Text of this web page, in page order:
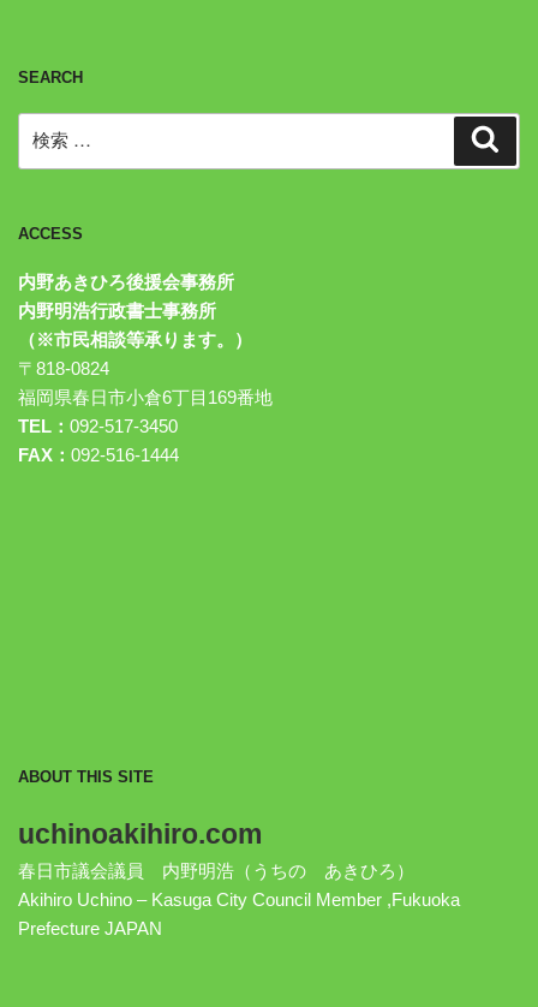
SEARCH
索:
ACCESS
内野あきひろ後援会事務所
内野明浩行政書士事務所
（※市民相談等承ります。）
〒818-0824
福岡県春日市小倉6丁目169番地
TEL： 092-517-3450
FAX： 092-516-1444
ABOUT THIS SITE
uchinoakihiro.com
春日市議会議員 内野明浩（うちの あきひろ）
Akihiro Uchino – Kasuga City Council Member ,Fukuoka
Prefecture JAPAN